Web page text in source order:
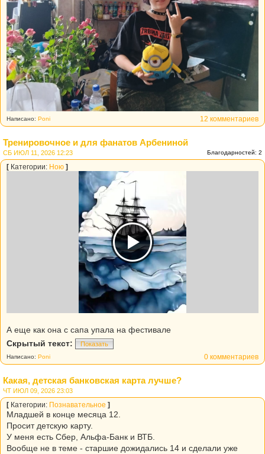
12 комментариев
Написано: Poni
Тренировочное и для фанатов Арбениной
Благодарностей: 2
СБ ИЮЛ 11, 2026 12:23
[ Категории: Ною ]
А еще как она с сапа упала на фестивале
Скрытый текст:
Показать
0 комментариев
Написано: Poni
Какая, детская банковская карта лучше?
ЧТ ИЮЛ 09, 2026 23:03
[ Категории: Познавательное ]
Младшей в конце месяца 12.
Просит детскую карту.
У меня есть Сбер, Альфа-Банк и ВТБ.
Вообще не в теме - старшие дожидались 14 и сделали уже